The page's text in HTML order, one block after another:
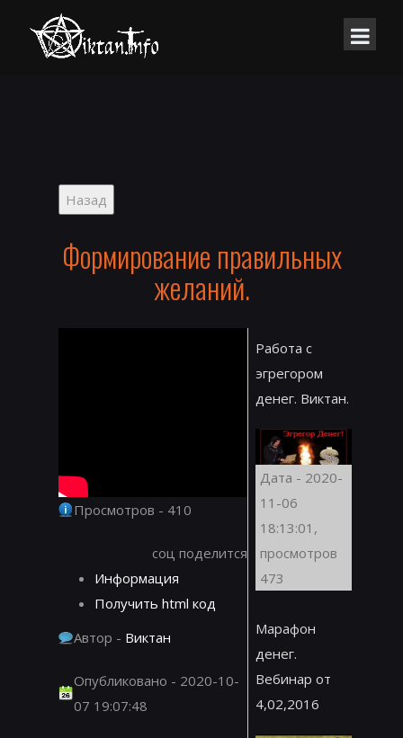
Формирование правильных
желаний.
Просмотров - 410
соц поделится
Информация
Получить html код
Автор - Виктан
Опубликовано - 2020-10-
07 19:07:48
Работа с
эгрегором
денег. Виктан.
Дата - 2020-
11-06
18:13:01,
просмотров
473
Марафон
денег.
Вебинар от
4,02,2016